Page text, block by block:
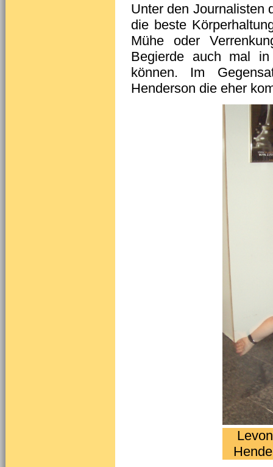
Unter den Journalisten
die beste
Mühe oder
Begierde auch mal in
können. Im
Henderson die eher